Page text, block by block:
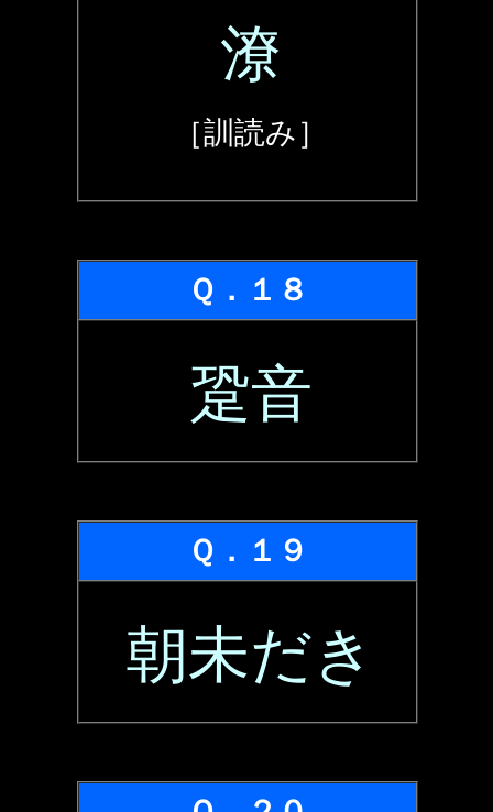
潦
［訓読み］
Ｑ．１８
跫音
Ｑ．１９
朝未だき